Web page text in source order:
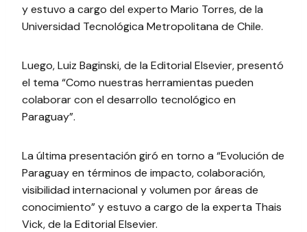
y estuvo a cargo del experto Mario Torres, de la
Universidad Tecnológica Metropolitana de Chile.
Luego, Luiz Baginski, de la Editorial Elsevier, presentó
el tema “Como nuestras herramientas pueden
colaborar con el desarrollo tecnológico en
Paraguay”.
La última presentación giró en torno a “Evolución de
Paraguay en términos de impacto, colaboración,
visibilidad internacional y volumen por áreas de
conocimiento” y estuvo a cargo de la experta Thais
Vick, de la Editorial Elsevier.